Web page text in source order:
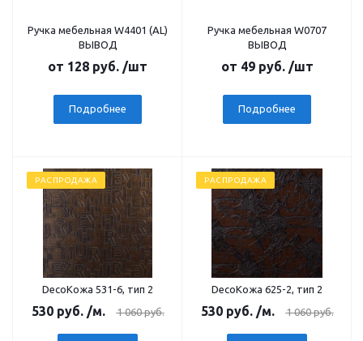
Ручка мебельная W4401 (AL)
ВЫВОД
от 128 руб. /шт
Подробнее
Ручка мебельная W0707
ВЫВОД
от 49 руб. /шт
Подробнее
РАСПРОДАЖА
DecoКожа 531-6, тип 2
530руб. /м. 1 060руб.
РАСПРОДАЖА
DecoКожа 625-2, тип 2
530руб. /м. 1 060руб.